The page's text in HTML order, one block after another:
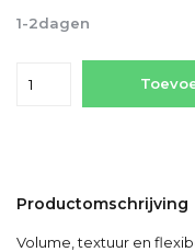
1-2dagen
Productomschrijving
Volume, textuur en